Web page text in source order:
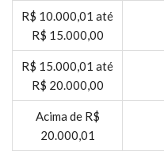
R$ 10.000,01 até
R$ 15.000,00
R$ 15.000,01 até
R$ 20.000,00
Acima de R$
20.000,01